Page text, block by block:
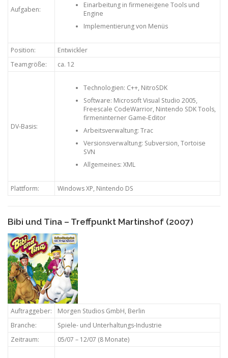
Aufgaben:
Einarbeitung in firmeneigene Tools und
Engine
Implementierung von Menüs
Position:
Entwickler
Teamgröße:
ca. 12
DV-Basis:
Technologien: C++, NitroSDK
Software: Microsoft Visual Studio 2005,
Freescale CodeWarrior, Nintendo SDK Tools,
firmeninterner Game-Editor
Arbeitsverwaltung: Trac
Versionsverwaltung: Subversion, Tortoise
SVN
Allgemeines: XML
Plattform: Windows XP, Nintendo DS
Bibi und Tina – Treffpunkt Martinshof (2007)
Auftraggeber:
Morgen Studios GmbH, Berlin
Branche:
Spiele- und Unterhaltungs-Industrie
Zeitraum:
05/07 – 12/07 (8 Monate)